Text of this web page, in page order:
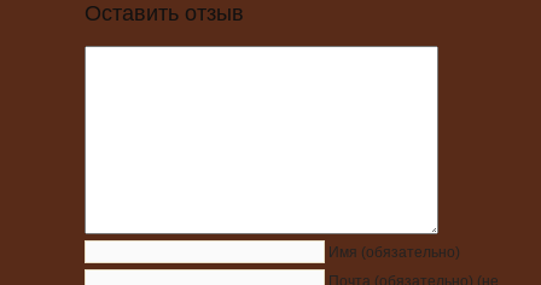
Оставить отзыв
Имя (обязательно)
Почта (обязательно) (не